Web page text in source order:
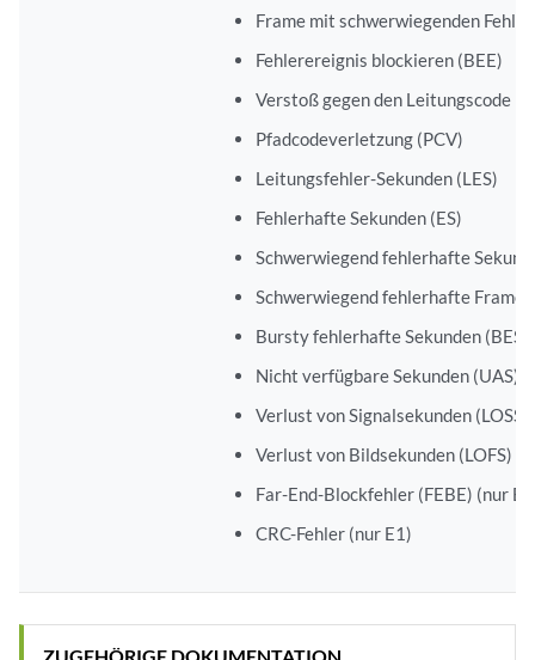
Frame mit schwerwiegenden
Fehlerereignis blockieren (BEE)
Verstoß gegen den Leitungscode
Pfadcodeverletzung (PCV)
Leitungsfehler-Sekunden (LES)
Fehlerhafte Sekunden (ES)
Schwerwiegend fehlerhafte
Schwerwiegend fehlerhafte Frame-
Bursty fehlerhafte Sekunden (BES)
Nicht verfügbare Sekunden (UAS)
Verlust von Signalsekunden (LOSS)
Verlust von Bildsekunden (LOFS)
Far-End-Blockfehler (FEBE) (nur
CRC-Fehler (nur E1)